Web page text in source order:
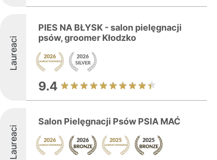
Laureaci
PIES NA BŁYSK - salon pielęgnacji
psów, groomer Kłodzko
9.4
Laureaci
Salon Pielęgnacji Psów PSIA MAĆ